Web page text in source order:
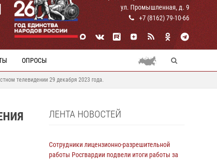
ул. Промышленная, д. 9
+7 (8162) 79-10-66
ОПРОСЫ
телевидении 29 декабря 2023 года.
ЛЕНТА НОВОСТЕЙ
Сотрудники лицензионно-разрешительной
работы Росгвардии подвели итоги работы за